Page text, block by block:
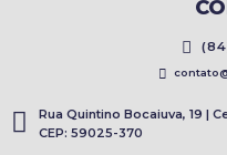
Rua Quintino Bocaiuva, 19 |
CEP: 59025-370